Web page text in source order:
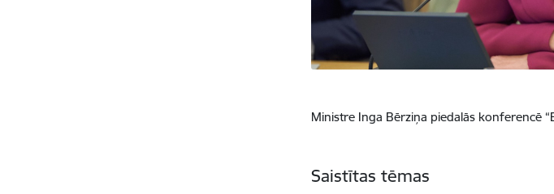
Ministre Inga Bērziņa piedalās konferencē
Saistītas tēmas